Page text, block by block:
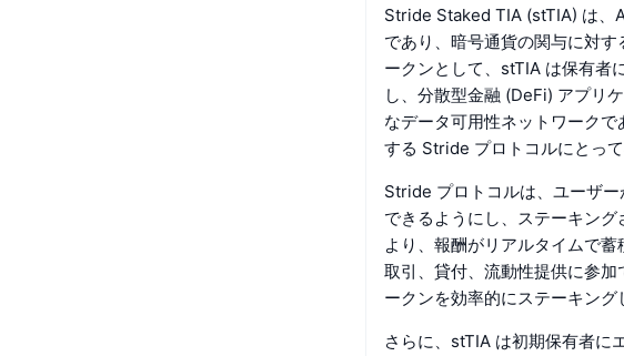
Stride Staked TIA (stTIA) は、
であり、暗号通貨の関与に対
ークンとして、stTIA は保有者
し、分散型金融 (DeFi) アプリ
なデータ可用性ネットワーク
する Stride プロトコルにとって
Stride プロトコルは、ユーザ
できるようにし、ステーキン
より、報酬がリアルタイムで
取引、貸付、流動性提供に参
ークンを効率的にステーキング
さらに、stTIA は初期保有者に